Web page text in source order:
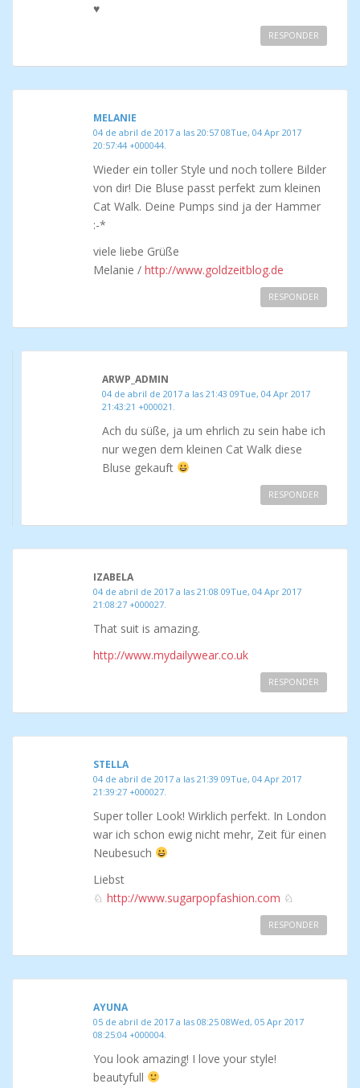
♥
RESPONDER
MELANIE
04 de abril de 2017 a las 20:57 08Tue, 04 Apr 2017
20:57:44 +000044.
Wieder ein toller Style und noch tollere Bilder
von dir! Die Bluse passt perfekt zum kleinen
Cat Walk. Deine Pumps sind ja der Hammer
:-*
viele liebe Grüße
Melanie / http://www.goldzeitblog.de
RESPONDER
ARWP_ADMIN
04 de abril de 2017 a las 21:43 09Tue, 04 Apr 2017
21:43:21 +000021.
Ach du süße, ja um ehrlich zu sein habe ich
nur wegen dem kleinen Cat Walk diese
Bluse gekauft
RESPONDER
IZABELA
04 de abril de 2017 a las 21:08 09Tue, 04 Apr 2017
21:08:27 +000027.
That suit is amazing.
http://www.mydailywear.co.uk
RESPONDER
STELLA
04 de abril de 2017 a las 21:39 09Tue, 04 Apr 2017
21:39:27 +000027.
Super toller Look! Wirklich perfekt. In London
war ich schon ewig nicht mehr, Zeit für einen
Neubesuch
Liebst
♘ http://www.sugarpopfashion.com ♘
RESPONDER
AYUNA
05 de abril de 2017 a las 08:25 08Wed, 05 Apr 2017
08:25:04 +000004.
You look amazing! I love your style!
beautyfull